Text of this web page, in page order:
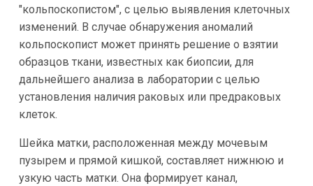
"кольпоскопистом", с целью выявления клеточных
изменений. В случае обнаружения аномалий
кольпоскопист может принять решение о взятии
образцов ткани, известных как биопсии, для
дальнейшего анализа в лаборатории с целью
установления наличия раковых или предраковых
клеток.
Шейка матки, расположенная между мочевым
пузырем и прямой кишкой, составляет нижнюю и
узкую часть матки. Она формирует канал,